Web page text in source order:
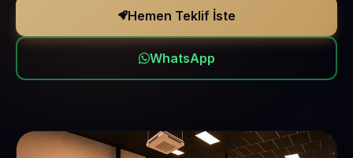
Hemen Teklif İste
WhatsApp